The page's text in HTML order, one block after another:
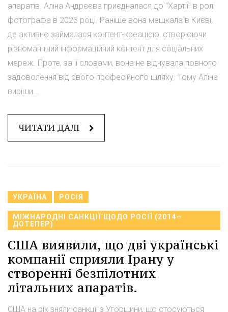
апаратів. Аліна Андрєєва приєдналася до "Хартії" в ролі
фотографа в 2023 році. Раніше вона мешкала в Києві,
де активно займалася контент-креацією, створюючи
різноманітний інформаційний контент для соціальних
мереж. Проте, за її словами, вона не відчувала повного
задоволення від свого професійного шляху. Тому Аліна
виріши...
ЧИТАТИ ДАЛІ
УКРАЇНА РОСІЯ
МІЖНАРОДНІ САНКЦІЇ ЩОДО РОСІЇ (2014—
ДОТЕПЕР)
США виявили, що дві українські
компанії сприяли Ірану у
створенні безпілотних
літальних апаратів.
США на рік зняли санкції з Угорщини, що стосуються